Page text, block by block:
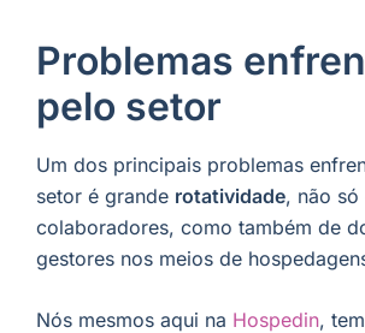
Problemas
pelo setor
Um dos principais problemas
setor é grande rotatividade, não só
colaboradores, como também de
gestores nos meios de
Nós mesmos aqui na Hospedin,